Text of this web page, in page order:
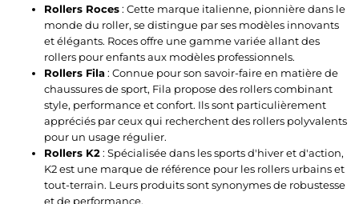
Rollers Roces: Cette marque italienne, pionnière dans le
monde du roller, se distingue par ses modèles innovants
et élégants. Roces offre une gamme variée allant des
rollers pour enfants aux modèles professionnels.
Rollers Fila: Connue pour son savoir-faire en matière de
chaussures de sport, Fila propose des rollers combinant
style, performance et confort. Ils sont particulièrement
appréciés par ceux qui recherchent des rollers polyvalents
pour un usage régulier.
Rollers K2: Spécialisée dans les sports d'hiver et d'action,
K2 est une marque de référence pour les rollers urbains et
tout-terrain. Leurs produits sont synonymes de robustesse
et de performance.